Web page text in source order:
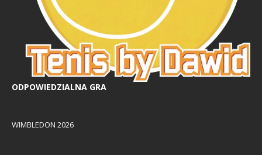
ODPOWIEDZIALNA GRA
WIMBLEDON 2026